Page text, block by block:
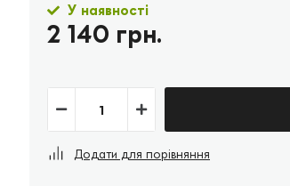
У наявності
2 140 грн.
Додати для порівняння